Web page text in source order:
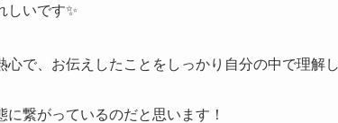
しいです✨
心で、お伝えしたことをしっかり自分の中で理解
繋がっているのだと思います！